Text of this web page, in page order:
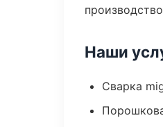
Наши
Сварка